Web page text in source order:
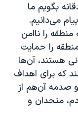
بگویم ما
می‌دانیم.
را ناامن
را حمایت
هستند، آن‌ها
که برای اهداف
صدمه آن‌هم از
متحدان و